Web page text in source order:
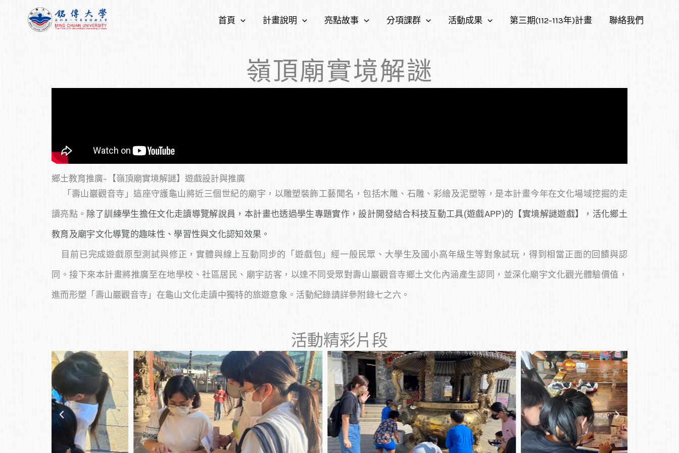
首頁 計畫說明 亮點故事 分項課群 活動成果 第三期(112-113年)計畫 聯絡我們
嶺頂廟實境解謎
鄉土教育推廣−【嶺頂廟實境解謎】遊戲設計與推廣
「壽山巖觀音寺」這座守護龜山將近三個世紀的廟宇，以雕塑裝飾工藝聞名，包括木雕、石雕、彩繪及泥塑等，是本計畫今年在文化場域挖掘的走
讀亮點。 除了訓練學生擔任文化走讀導覽解說員，本計畫也透過學生專題實作，設計開發結合科技互動工具(遊戲APP)的【實境解謎遊戲】，活化鄉土
教育及廟宇文化導覽的趣味性、學習性與文化認知效果。
目前已完成遊戲原型測試與修正，實體與線上互動同步的「遊戲包」經一般民眾、大學生及國小高年級生等對象試玩，得到相當正面的回饋與認
同。接下來本計畫將推廣至在地學校、社區居民、廟宇訪客，以達不同受眾對壽山巖觀音寺鄉土文化內涵產生認同，並深化廟宇文化觀光體驗價值，
進而形塑「壽山巖觀音寺」在龜山文化走讀中獨特的旅遊意象。活動紀錄請詳參附錄七之六。
活動精彩片段